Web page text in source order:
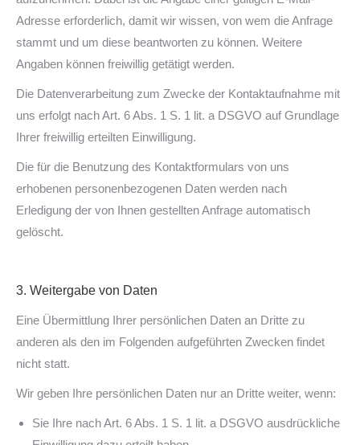
Adresse erforderlich, damit wir wissen, von wem die Anfrage
stammt und um diese beantworten zu können. Weitere
Angaben können freiwillig getätigt werden.
Die Datenverarbeitung zum Zwecke der Kontaktaufnahme mit
uns erfolgt nach Art. 6 Abs. 1 S. 1 lit. a DSGVO auf Grundlage
Ihrer freiwillig erteilten Einwilligung.
Die für die Benutzung des Kontaktformulars von uns
erhobenen personenbezogenen Daten werden nach
Erledigung der von Ihnen gestellten Anfrage automatisch
gelöscht.
3. Weitergabe von Daten
Eine Übermittlung Ihrer persönlichen Daten an Dritte zu
anderen als den im Folgenden aufgeführten Zwecken findet
nicht statt.
Wir geben Ihre persönlichen Daten nur an Dritte weiter, wenn:
Sie Ihre nach Art. 6 Abs. 1 S. 1 lit. a DSGVO ausdrückliche